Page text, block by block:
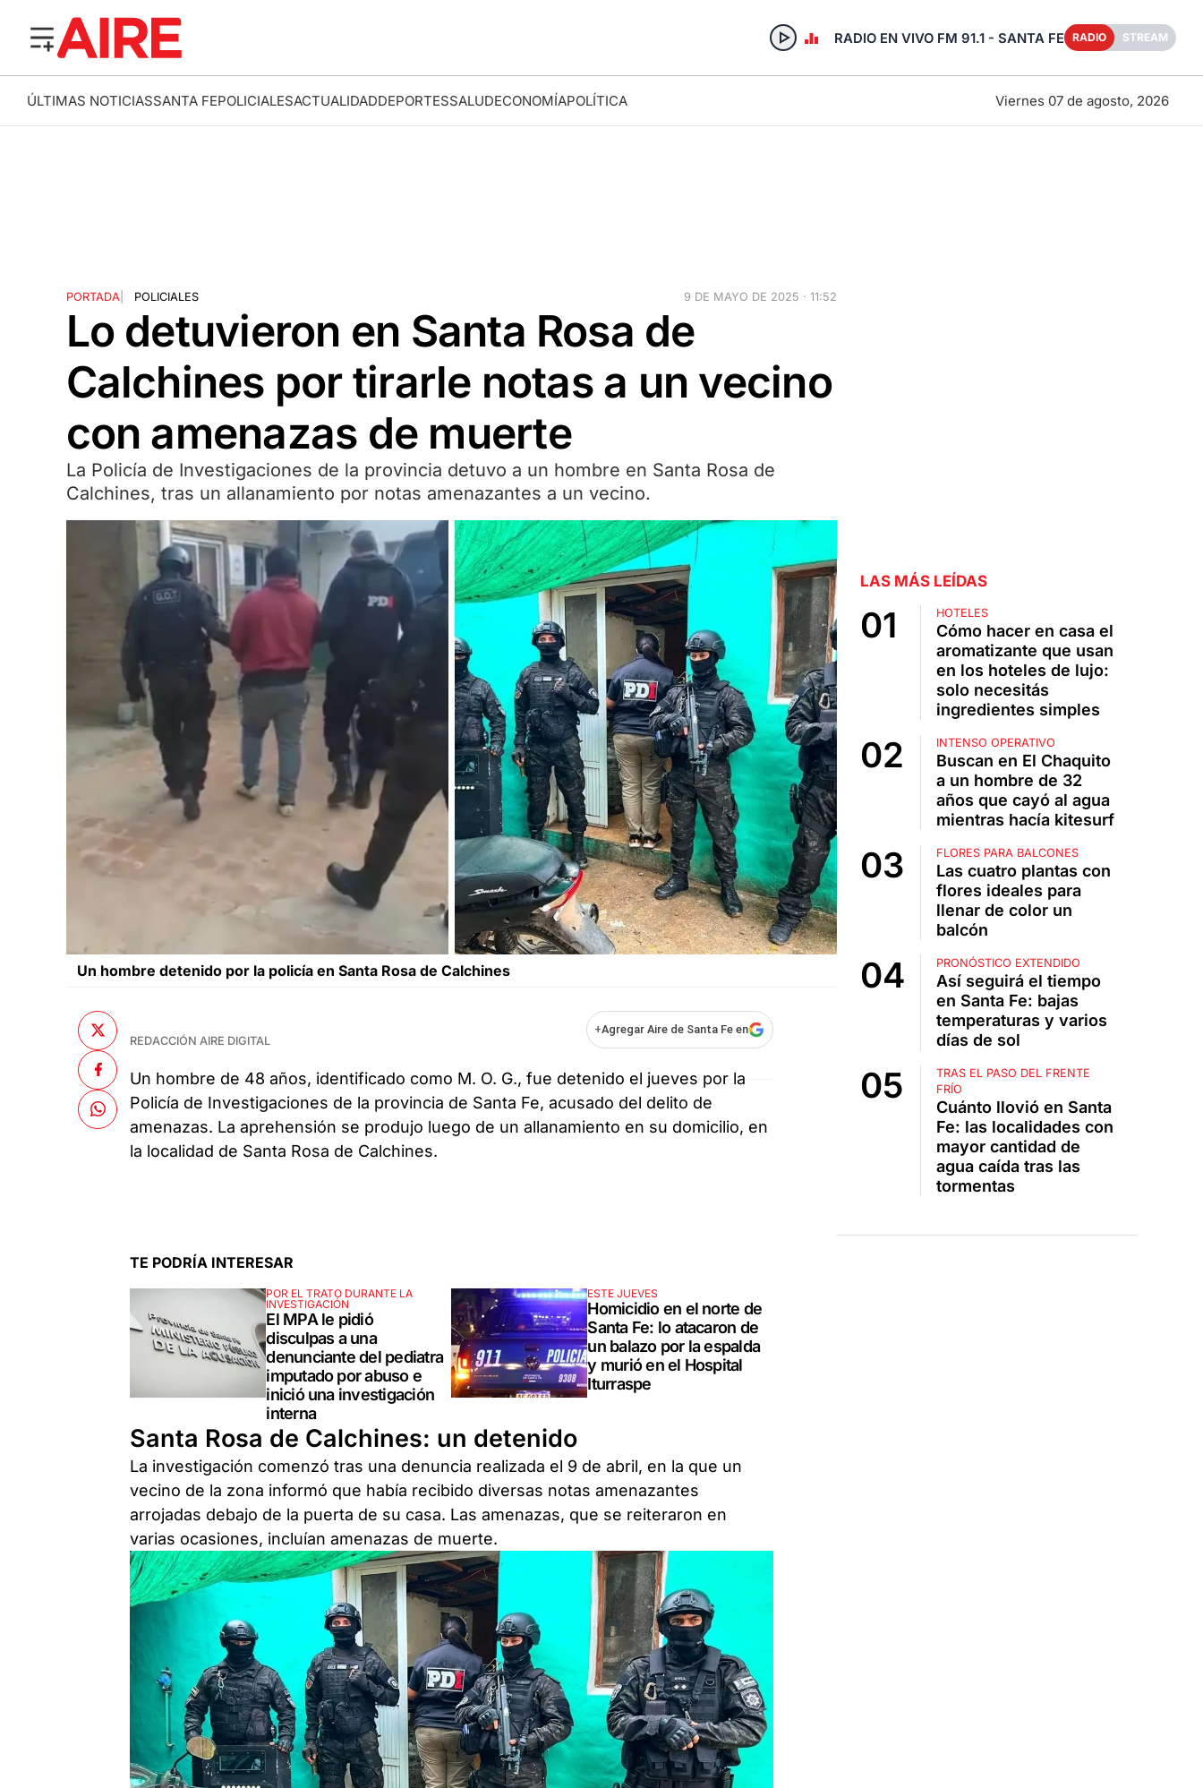
RADIO EN VIVO FM 91.1 - SANTA FE RADIO STREAM
ÚLTIMAS NOTICIASSANTA FEPOLICIALESACTUALIDADDEPORTESSALUDECONOMÍAPOLÍTICA Viernes 07 de agosto, 2026
PORTADA| POLICIALES 9 DE MAYO DE 2025 · 11:52
Lo detuvieron en Santa Rosa de
Calchines por tirarle notas a un vecino
con amenazas de muerte
La Policía de Investigaciones de la provincia detuvo a un hombre en Santa Rosa de
Calchines, tras un allanamiento por notas amenazantes a un vecino.
Un hombre detenido por la policía en Santa Rosa de Calchines
REDACCIÓN AIRE DIGITAL
+Agregar Aire de Santa Fe en
Un hombre de 48 años, identificado como M. O. G., fue detenido el jueves por la
Policía de Investigaciones de la provincia de Santa Fe, acusado del delito de
amenazas. La aprehensión se produjo luego de un allanamiento en su domicilio, en
la localidad de Santa Rosa de Calchines.
TE PODRÍA INTERESAR
POR EL TRATO DURANTE LA
INVESTIGACIÓN
El MPA le pidió
disculpas a una
denunciante del pediatra
imputado por abuso e
inició una investigación
interna
ESTE JUEVES
Homicidio en el norte de
Santa Fe: lo atacaron de
un balazo por la espalda
y murió en el Hospital
Iturraspe
Santa Rosa de Calchines: un detenido
La investigación comenzó tras una denuncia realizada el 9 de abril, en la que un
vecino de la zona informó que había recibido diversas notas amenazantes
arrojadas debajo de la puerta de su casa. Las amenazas, que se reiteraron en
varias ocasiones, incluían amenazas de muerte.
LAS MÁS LEÍDAS
HOTELES
Cómo hacer en casa el
aromatizante que usan
en los hoteles de lujo:
solo necesitás
ingredientes simples
INTENSO OPERATIVO
Buscan en El Chaquito
a un hombre de 32
años que cayó al agua
mientras hacía kitesurf
FLORES PARA BALCONES
Las cuatro plantas con
flores ideales para
llenar de color un
balcón
PRONÓSTICO EXTENDIDO
Así seguirá el tiempo
en Santa Fe: bajas
temperaturas y varios
días de sol
TRAS EL PASO DEL FRENTE
FRÍO
Cuánto llovió en Santa
Fe: las localidades con
mayor cantidad de
agua caída tras las
tormentas